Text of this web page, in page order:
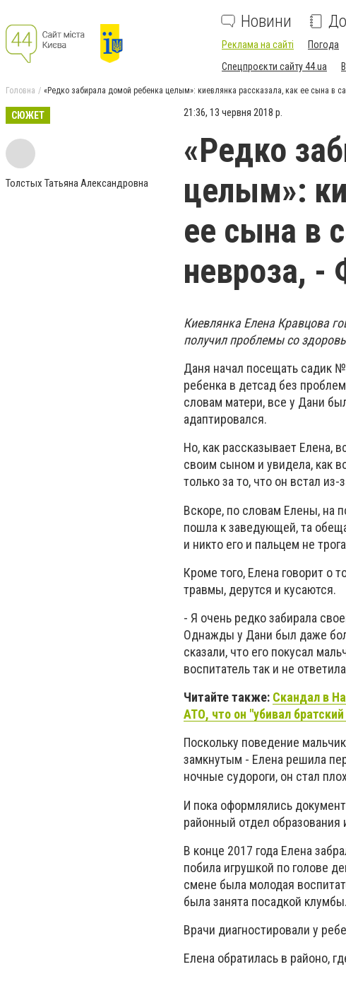
Новини
Реклама на сайті Погода
Спецпроєкти сайту 44.ua
Головна «Редко забирала домой ребенка целым»: киевлянка рассказала, как ее сына в
СЮЖЕТ
Толстых Татьяна Александровна
21:36, 13 червня 2018 р.
«Редко
целым»:
ее сына в
невроза,
Киевлянка Елена Кравцова
получил проблемы со
Даня начал посещать садик
ребенка в детсад без
словам матери, все у Дани
адаптировался.
Но, как рассказывает Елена,
своим сыном и увидела, как
только за то, что он встал из-
Вскоре, по словам Елены, на
пошла к заведующей, та
и никто его и пальцем не
Кроме того, Елена говорит о
травмы, дерутся и кусаются.
- Я очень редко забирала
Однажды у Дани был даже
сказали, что его покусал
воспитатель так и не
Читайте также: Скандал в
АТО, что он "убивал
Поскольку поведение
замкнутым - Елена решила
ночные судороги, он стал
И пока оформлялись
районный отдел образования
В конце 2017 года Елена
побила игрушкой по голове
смене была молодая
была занята посадкой клумбы.
Врачи диагностировали у
Елена обратилась в районо,